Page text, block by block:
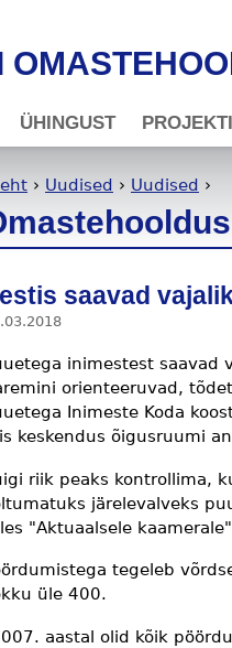
ÜHINGUST
oled siin
› Uudised › Uudised ›
saavad
inimestest saavad
orienteeruvad,
Inimeste Koda
keskendus õigusruumi
riik peaks kontrollima,
järelevalveks
"Aktuaalsele
tegeleb
üle 400.
aastal olid kõik